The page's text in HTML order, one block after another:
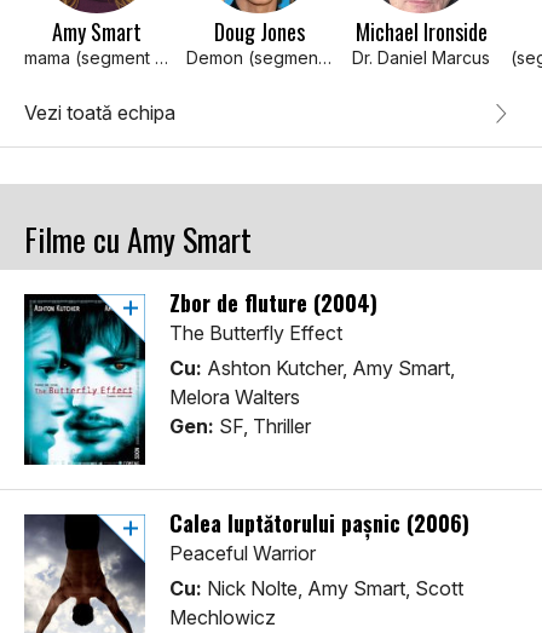
Amy Smart
mama (segment "The Visitant")
Doug Jones
Demon (segment: "The Visitant")
Michael Ironside
Dr. Daniel Marcus
Vezi toată echipa
Filme cu Amy Smart
Zbor de fluture (2004)
The Butterfly Effect
Cu: Ashton Kutcher, Amy Smart,
Melora Walters
Gen: SF, Thriller
Calea luptătorului pașnic (2006)
Peaceful Warrior
Cu: Nick Nolte, Amy Smart, Scott
Mechlowicz